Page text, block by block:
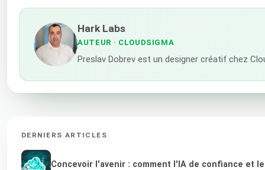
Hark Labs
AUTEUR · CLOUDSIGMA
Preslav Dobrev est un designer créatif chez
DERNIERS ARTICLES
Concevoir l'avenir : comment l'IA de confiance et